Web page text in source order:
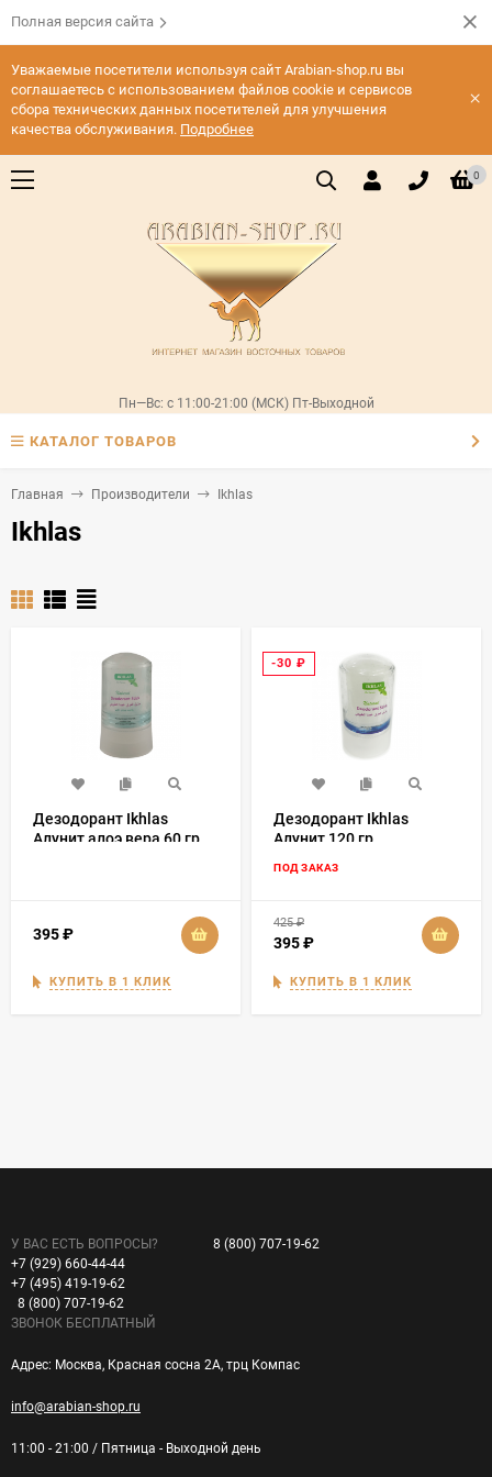
Полная версия сайта
Уважаемые посетители используя сайт Arabian-shop.ru вы
соглашаетесь с использованием файлов cookie и сервисов
сбора технических данных посетителей для улучшения
качества обслуживания. Подробнее
×
0
Пн—Вс: с 11:00-21:00 (МСК) Пт-Выходной
КАТАЛОГ ТОВАРОВ
Главная Производители Ikhlas
Ikhlas
Дезодорант Ikhlas
Алунит алоэ вера 60 гр
395₽
КУПИТЬ В 1 КЛИК
-30 ₽
Дезодорант Ikhlas
Алунит 120 гр
ПОД ЗАКАЗ
425₽
395₽
КУПИТЬ В 1 КЛИК
У ВАС ЕСТЬ ВОПРОСЫ?
+7 (929) 660-44-44
+7 (495) 419-19-62
8 (800) 707-19-62
ЗВОНОК БЕСПЛАТНЫЙ
8 (800) 707-19-62
Адрес: Москва, Красная сосна 2А, трц Компас
info@arabian-shop.ru
11:00 - 21:00 / Пятница - Выходной день